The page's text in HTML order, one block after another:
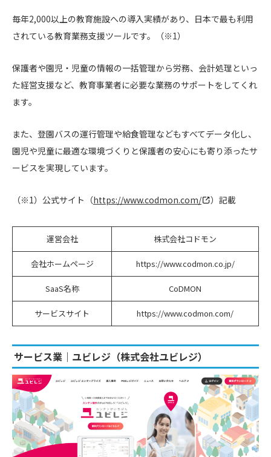
毎年2,000以上の教育施設への導入実績があり、日本で最も利用
されている教育業務支援ツールです。（※1）
保護者や園児・児童の情報の一括管理から労務、会計処理といっ
た経営支援など、教育事業者に必要な業務のサポートをしてくれ
ます。
また、登園バスの運行管理や給食管理などもすべてデータ化し、
園児や児童に最適な環境づくりと保護者の安心にも寄り添ったサ
ービスを実現しています。
（※1）公式サイト（https://www.codmon.com/ ）記載
運営会社 株式会社コドモン
会社ホームページ https://www.codmon.co.jp/
SaaS名称 CoDMON
サービスサイト https://www.codmon.com/
サービス業｜ユビレジ（株式会社ユビレジ）